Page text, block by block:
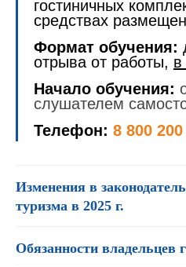
гостиничных
средствах
Формат обучения:
отрыва от работы,
Начало обучения:
слушателем
Телефон: 8 800
Изменения в
туризма в 2025 г.
Обязанности владельцев